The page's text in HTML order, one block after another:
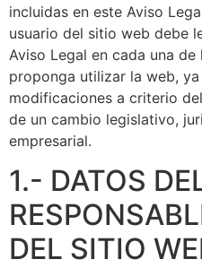
incluidas en este Aviso
usuario del sitio web debe
Aviso Legal en cada una
proponga utilizar la web,
modificaciones a criterio
de un cambio legislativo,
empresarial.
1.- DATOS
DEL SITIO